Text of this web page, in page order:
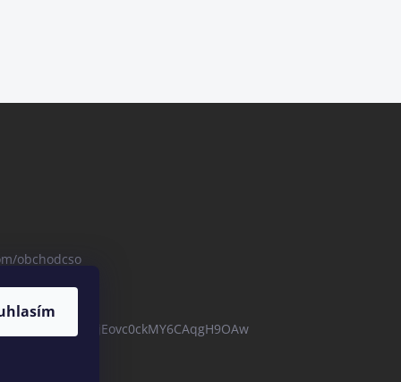
obchodcso
channel/UCBZjEovc0ckMY6CAqgH9OAw